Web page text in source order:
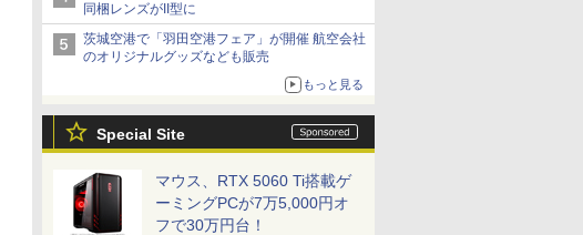
同梱レンズがII型に
茨城空港で「羽田空港フェア」が開催 航空会社
のオリジナルグッズなども販売
もっと見る
Special Site
マウス、RTX 5060 Ti搭載ゲ
ーミングPCが7万5,000円オ
フで30万円台！